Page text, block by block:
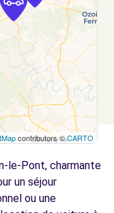
2.8
km
2.8
contributors ©CARTO
le-Pont, charmante
un séjour
ou une